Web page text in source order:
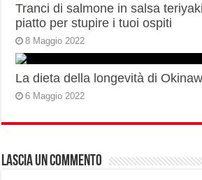
Tranci di salmone in salsa
piatto per stupire i tuoi ospiti
8 Maggio 2022
La dieta della longevità di
6 Maggio 2022
Lascia un commento